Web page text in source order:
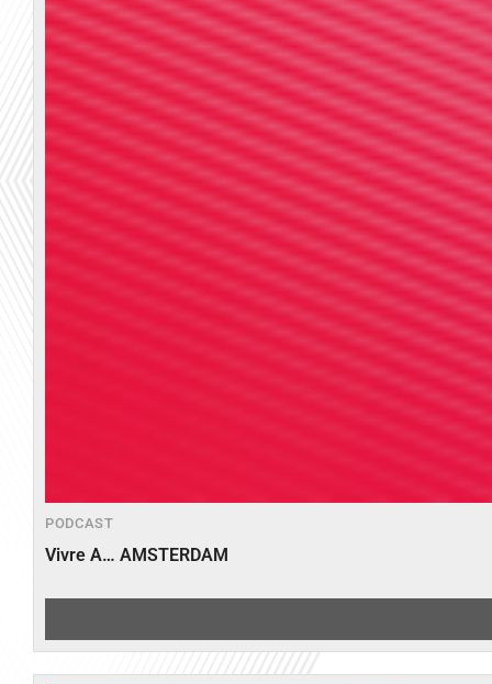
PODCAST
Vivre A… AMSTERDAM